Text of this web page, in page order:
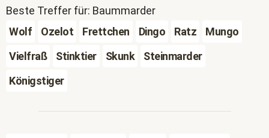
Beste Treffer für: Baummarder
Wolf
Ozelot Frettchen Dingo Ratz
Mungo
Vielfraß
Stinktier Skunk
Steinmarder
Königstiger